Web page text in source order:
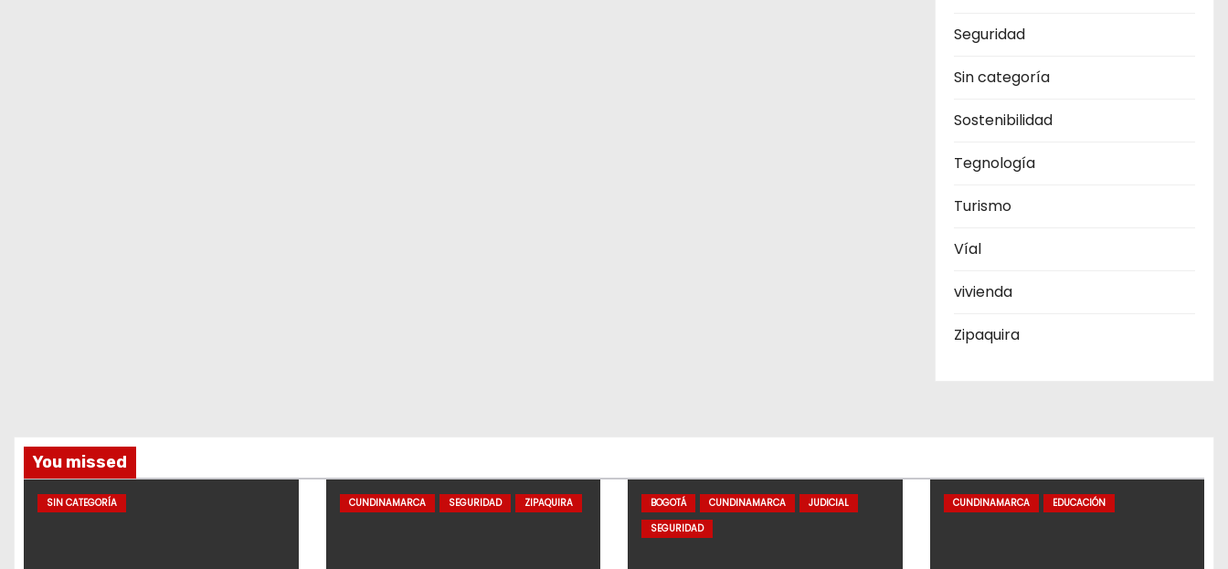
Seguridad
Sin categoría
Sostenibilidad
Tegnología
Turismo
Víal
vivienda
Zipaquira
You missed
SIN CATEGORÍA CUNDINAMARCA SEGURIDAD ZIPAQUIRA BOGOTÁ CUNDINAMARCA
JUDICIAL
SEGURIDAD
CUNDINAMARCA EDUCACIÓN